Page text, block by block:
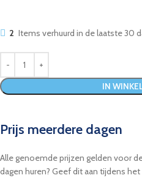
2 Items verhuurd in de laatste 30
IN
Prijs meerdere dagen
Alle genoemde prijzen gelden voor
dagen huren? Geef dit aan tijdens